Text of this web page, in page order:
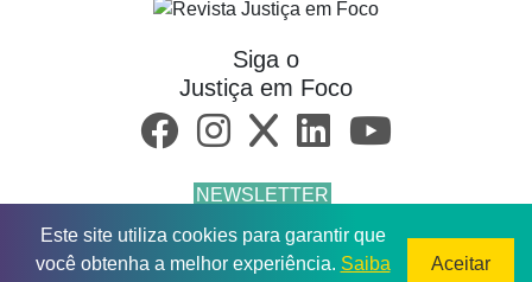
Siga o
Justiça em Foco
NEWSLETTER
© 2026 Todos os direitos reservados.
Este site utiliza cookies para garantir que
você obtenha a melhor experiência. Saiba Aceitar